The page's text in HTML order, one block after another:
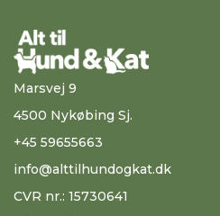
Marsvej 9
4500 Nykøbing Sj.
+45 59655663
info@alttilhundogkat.dk
CVR nr.: 15730641